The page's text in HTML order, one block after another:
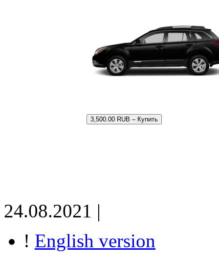
3,500.00 RUB – Купить
24.08.2021 |
! English version